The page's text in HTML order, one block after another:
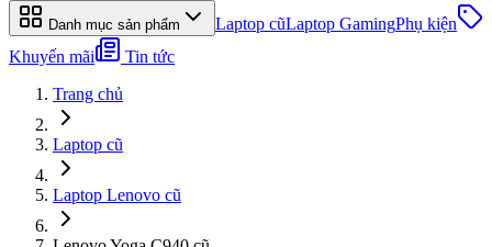
Danh mục sản phẩm Laptop cũLaptop GamingPhụ kiện
Khuyến mãi
Tin tức
Trang chủ
Laptop cũ
Laptop Lenovo cũ